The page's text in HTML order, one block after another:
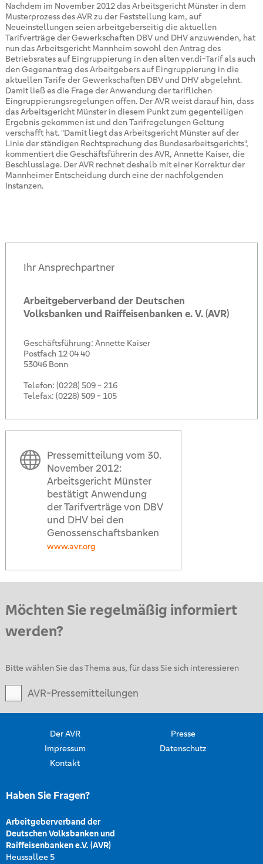
Nachdem im November 2012 das Arbeitsgericht Münster in dem
Musterprozess des AVR zu der Feststellung kam, auf
Neueinstellungen seien arbeitgeberseitig die aktuellen
Tarifverträge der Gewerkschaften DBV und DHV anzuwenden, hat
nun das Arbeitsgericht Mannheim sowohl den Antrag des
Betriebsrates auf Eingruppierung in den alten ver.di-Tarif als auch
den Gegenantrag des Arbeitgebers auf Eingruppierung in die
aktuellen Tarife der Gewerkschaften DBV und DHV abgelehnt.
Damit ließ es die Frage der Anwendung der tariflichen
Eingruppierungsregelungen offen. Der AVR weist darauf hin, dass
das Arbeitsgericht Münster in diesem Punkt zum gegenteiligen
Ergebnis gekommen ist und den Tarifregelungen Geltung
verschafft hat. "Damit liegt das Arbeitsgericht Münster auf der
Linie der ständigen Rechtsprechung des Bundesarbeitsgerichts",
kommentiert die Geschäftsführerin des AVR, Annette Kaiser, die
Beschlusslage. Der AVR rechnet deshalb mit einer Korrektur der
Mannheimer Entscheidung durch eine der nachfolgenden
Instanzen.
Ihr Ansprechpartner
Arbeitgeberverband der Deutschen
Volksbanken und Raiffeisenbanken e. V. (AVR)
Geschäftsführung: Annette Kaiser
Postfach 12 04 40
53046 Bonn
Telefon: (0228) 509 - 216
Telefax: (0228) 509 - 105
Pressemitteilung vom 30.
November 2012:
Arbeitsgericht Münster
bestätigt Anwendung
der Tarifverträge von DBV
und DHV bei den
Genossenschaftsbanken
www.avr.org
Möchten Sie regelmäßig informiert
werden?
Bitte wählen Sie das Thema aus, für dass Sie sich interessieren
AVR-Pressemitteilungen
Der AVR
Presse
Impressum
Datenschutz
Kontakt
Haben Sie Fragen?
Arbeitgeberverband der
Deutschen Volksbanken und
Raiffeisenbanken e.V. (AVR)
Heussallee 5